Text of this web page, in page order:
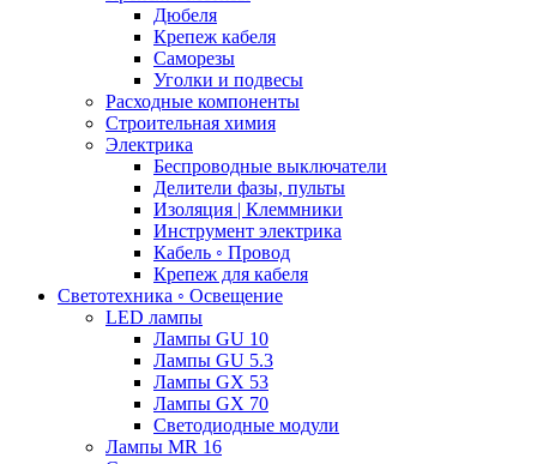
Дюбеля
Крепеж кабеля
Саморезы
Уголки и подвесы
Расходные компоненты
Строительная химия
Электрика
Беспроводные выключатели
Делители фазы, пульты
Изоляция | Клеммники
Инструмент электрика
Кабель ◦ Провод
Крепеж для кабеля
Светотехника ◦ Освещение
LED лампы
Лампы GU 10
Лампы GU 5.3
Лампы GX 53
Лампы GX 70
Светодиодные модули
Лампы MR 16